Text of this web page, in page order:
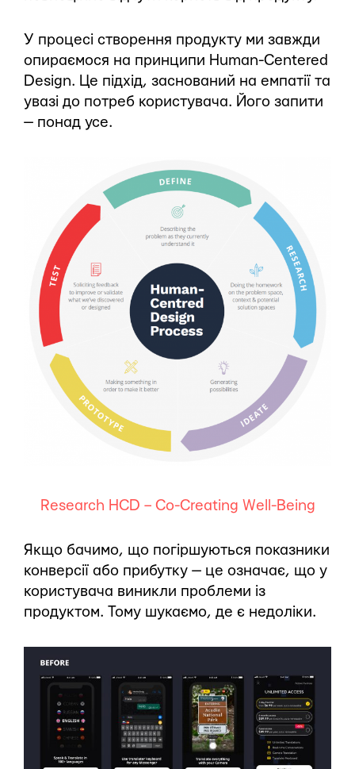
У процесі створення продукту ми завжди
опираємося на принципи Human-Centered
Design. Це підхід, заснований на емпатії та
увазі до потреб користувача. Його запити
— понад усе.
Research HCD – Co-Creating Well-Being
Якщо бачимо, що погіршуються показники
конверсії або прибутку — це означає, що у
користувача виникли проблеми із
продуктом. Тому шукаємо, де є недоліки.